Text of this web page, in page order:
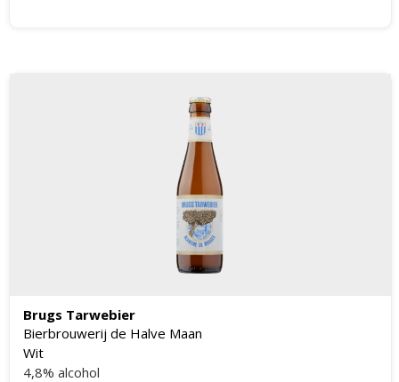
Brugs Tarwebier
Bierbrouwerij de Halve Maan
Wit
4,8% alcohol